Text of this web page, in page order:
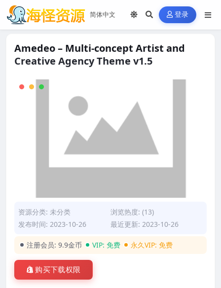
登录
Amedeo – Multi-concept Artist and
Creative Agency Theme v1.5
资源分类: 未分类
浏览热度: (13)
发布时间: 2023-10-26
最近更新: 2023-10-26
注册会员: 9.9金币 VIP: 免费 永久VIP: 免费
购买下载权限